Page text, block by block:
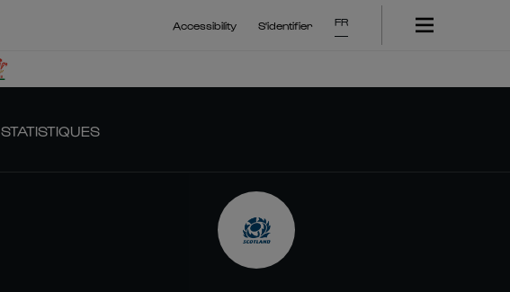
Accessibility S'identifier FR
STATISTIQUES